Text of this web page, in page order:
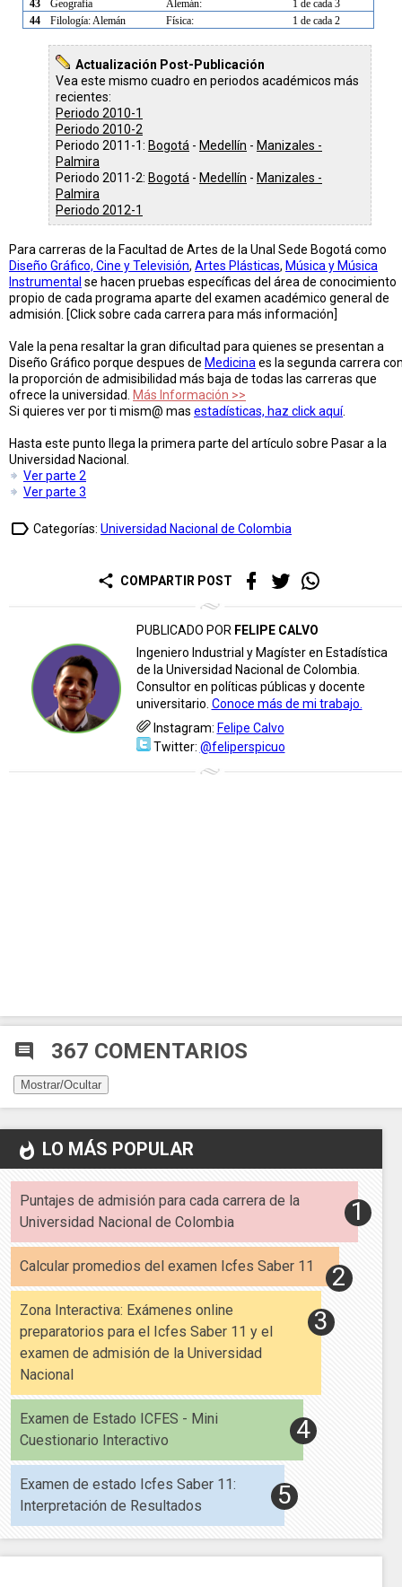
43 Geografía Alemán:
1 de cada 3
44
Filología: Alemán Física: 1 de cada 2
Actualización Post-Publicación
Vea este mismo cuadro en periodos académicos más
recientes:
Periodo 2010-1
Periodo 2010-2
Periodo 2011-1: Bogotá - Medellín - Manizales -
Palmira
Periodo 2011-2: Bogotá - Medellín - Manizales -
Palmira
Periodo 2012-1
Para carreras de la Facultad de Artes de la Unal Sede Bogotá como
Diseño Gráfico, Cine y Televisión, Artes Plásticas, Música y Música
Instrumental se hacen pruebas específicas del área de conocimiento
propio de cada programa aparte del examen académico general de
admisión. [Click sobre cada carrera para más información]
Vale la pena resaltar la gran dificultad para quienes se presentan a
Diseño Gráfico porque despues de Medicina es la segunda carrera
la proporción de admisibilidad más baja de todas las carreras que
ofrece la universidad.
Más Información >>
Si quieres ver por ti mism@ mas estadísticas, haz click aquí.
Hasta este punto llega la primera parte del artículo sobre Pasar a la
Universidad Nacional.
Ver parte 2
Ver parte 3
label_outline Categorías: Universidad Nacional de Colombia
share COMPARTIR POST
PUBLICADO POR FELIPE CALVO
Ingeniero Industrial y Magíster en Estadística
de la Universidad Nacional de Colombia.
Consultor en políticas públicas y docente
universitario. Conoce más de mi trabajo.
Instagram: Felipe Calvo
Twitter: @feliperspicuo
comment 367 COMENTARIOS
Mostrar/Ocultar
whatshot LO MÁS POPULAR
Puntajes de admisión para cada carrera de la
Universidad Nacional de Colombia
Calcular promedios del examen Icfes Saber 11
Zona Interactiva: Exámenes online
preparatorios para el Icfes Saber 11 y el
examen de admisión de la Universidad
Nacional
Examen de Estado ICFES - Mini
Cuestionario Interactivo
Examen de estado Icfes Saber 11:
Interpretación de Resultados